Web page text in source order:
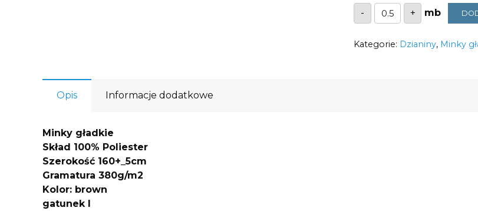
-
ilość
Minky
gładkie
290g/m2
+
Kategorie: Dzianiny, Minky
Opis Informacje dodatkowe
Minky gładkie
Skład 100% Poliester
Szerokość 160+_5cm
Gramatura 380g/m2
Kolor: brown
gatunek I